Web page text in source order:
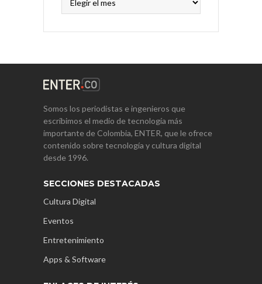
Somos los periodistas e ingenieros que
escribimos el medio de tecnología más
importante de Colombia, ENTER, que le ofrece
contenido sobre tecnología y cultura digital
desde 1996.
SECCIONES DESTACADAS
Cultura Digital
Eventos
Entretenimiento
Apps & Software